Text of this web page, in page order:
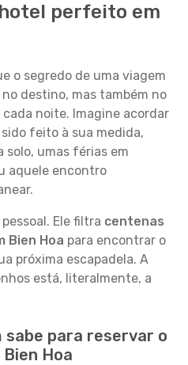
perfeito em
o segredo de uma viagem
destino, mas também no
noite. Imagine acordar
feito à sua medida,
solo, umas férias em
aquele encontro
Ele filtra centenas
Bien Hoa para encontrar o
próxima escapadela. A
está, literalmente, a
sabe para reservar o
Hoa